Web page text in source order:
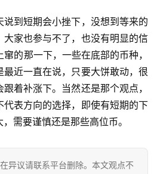
到短期会小挫下，没想到等来的
大家也参与不了，也没有明显的信
窜的那一下，一些在底部的币种，
近一直在说，只要大饼敢动，很
着补涨下。当然还是那个观点，
表方向的选择，即使有短期的下
需要谨慎还是那些高位币。
异议请联系平台删除。本文观点不